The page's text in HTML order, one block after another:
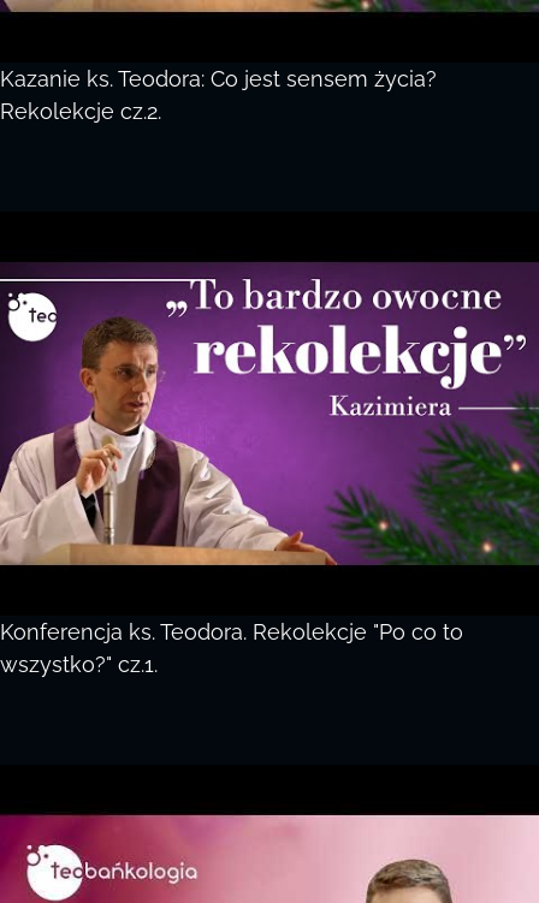
Kazanie ks. Teodora: Co jest sensem życia?
Rekolekcje cz.2.
Konferencja ks. Teodora. Rekolekcje "Po co to
wszystko?" cz.1.